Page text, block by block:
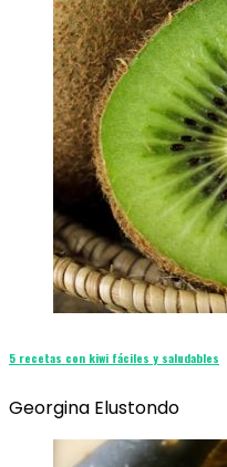
5 recetas con kiwi fáciles y saludables
Georgina Elustondo